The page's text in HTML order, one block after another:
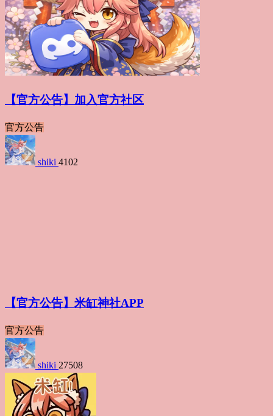
【官方公告】加入官方社区
官方公告
shiki 4102
【官方公告】米缸神社APP
官方公告
shiki 27508